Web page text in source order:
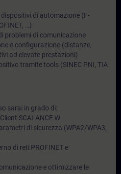
di automazione (F-
…)
problemi di comunicazione
e configurazione (distanze,
ad elevate prestazioni)
tramite tools (SINEC PNI, TIA
sarai in grado di:
SCALANCE W
di sicurezza (WPA2/WPA3,
di reti PROFINET e
e ottimizzare le